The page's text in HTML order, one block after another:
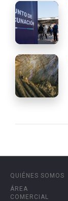
QUIÉNES SOMOS
ÁREA
COMERCIAL